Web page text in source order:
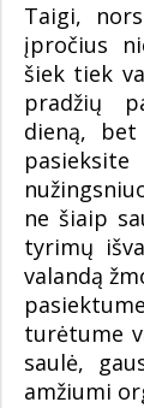
Taigi,
įpročius
šiek tiek
pradžių
dieną,
ne šiaip
tyrimų
valandą
turėtume
saulė,
amžiumi